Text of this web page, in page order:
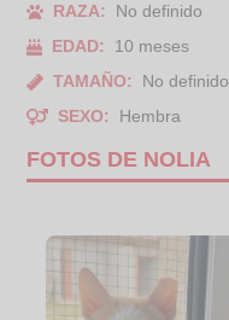
RAZA:
No definido
EDAD:
10 meses
TAMAÑO:
No definido
SEXO:
Hembra
FOTOS DE NOLIA